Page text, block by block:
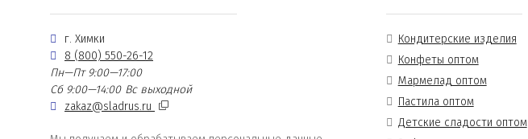
г. Химки
8 (800) 550-26-12
Пн—Пт 9:00—17:00
Сб 9:00—14:00 Вс выходной
zakaz@sladrus.ru
Кондитерские изделия
Конфеты оптом
Мармелад оптом
Пастила оптом
Детские сладости оптом